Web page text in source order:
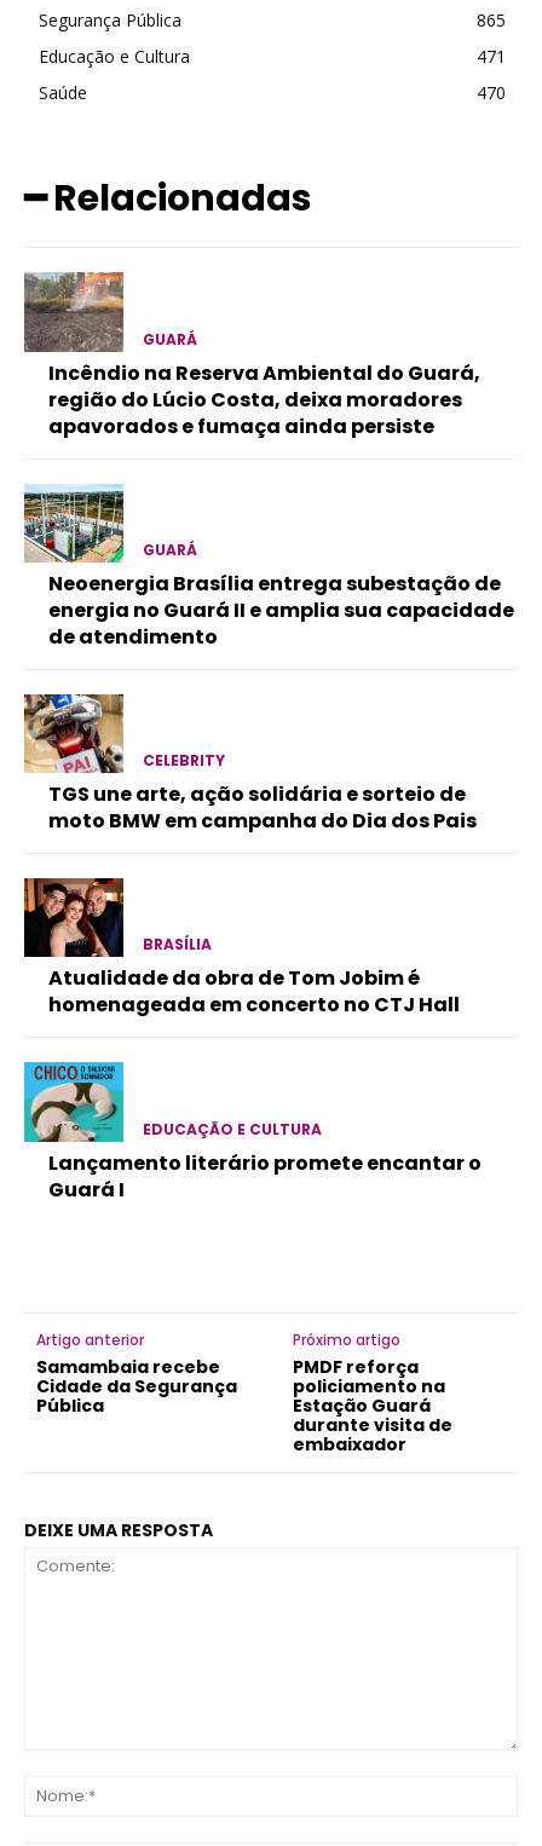
Segurança Pública
865
Educação e Cultura
471
Saúde
470
━ Relacionadas
GUARÁ
Incêndio na Reserva Ambiental do Guará,
região do Lúcio Costa, deixa moradores
apavorados e fumaça ainda persiste
GUARÁ
Neoenergia Brasília entrega subestação de
energia no Guará II e amplia sua capacidade
de atendimento
CELEBRITY
TGS une arte, ação solidária e sorteio de
moto BMW em campanha do Dia dos Pais
BRASÍLIA
Atualidade da obra de Tom Jobim é
homenageada em concerto no CTJ Hall
EDUCAÇÃO E CULTURA
Lançamento literário promete encantar o
Guará I
Artigo anterior
Samambaia recebe
Cidade da Segurança
Pública
Próximo artigo
PMDF reforça
policiamento na
Estação Guará
durante visita de
embaixador
DEIXE UMA RESPOSTA